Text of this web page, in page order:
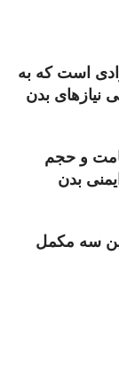
است که به
شده تا تمامی نیازهای بدن
و حجم
بدن
سه مکمل